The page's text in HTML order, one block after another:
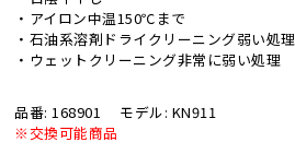
・アイロン中温150℃まで
・石油系溶剤ドライクリーニング弱い処理
・ウェットクリーニング非常に弱い処理
品番: 168901
モデル: KN911
※交換可能商品